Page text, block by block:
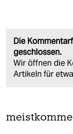
Die
geschlossen.
Wir öffnen die
Artikeln für